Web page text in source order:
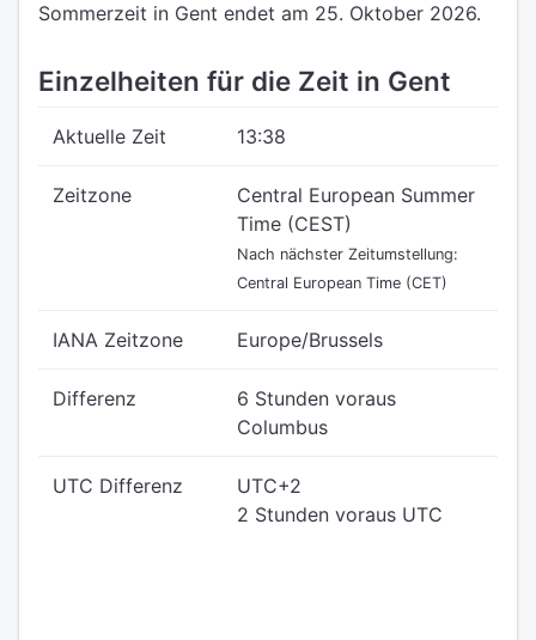
Sommerzeit in Gent endet am 25. Oktober 2026.
Einzelheiten für die Zeit in Gent
Aktuelle Zeit 13:38
Zeitzone
Central European Summer
Time (CEST)
Nach nächster Zeitumstellung:
Central European Time (CET)
IANA Zeitzone Europe/Brussels
Differenz
6 Stunden voraus
Columbus
UTC Differenz
UTC+2
2 Stunden voraus UTC